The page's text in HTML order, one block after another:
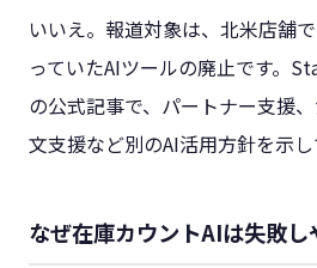
いいえ。報道対象は、北米店舗
っていたAIツールの廃止です。
の公式記事で、パートナー支援
文支援など別のAI活用方針を示し
なぜ在庫カウントAIは失敗し